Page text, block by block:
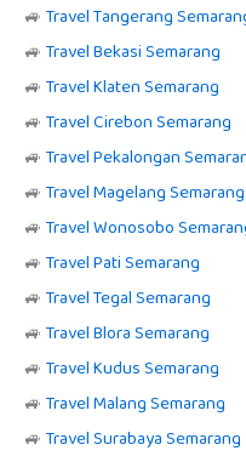
🚙 Travel Tangerang
🚙 Travel Bekasi Semarang
🚙 Travel Klaten Semarang
🚙 Travel Cirebon Semarang
🚙 Travel Pekalongan
🚙 Travel Magelang Semarang
🚙 Travel Wonosobo
🚙 Travel Pati Semarang
🚙 Travel Tegal Semarang
🚙 Travel Blora Semarang
🚙 Travel Kudus Semarang
🚙 Travel Malang Semarang
🚙 Travel Surabaya Semarang